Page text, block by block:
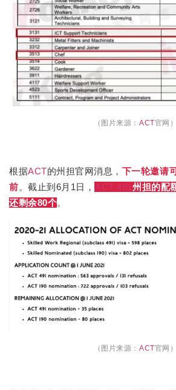
（图片来源： ACT官网）
根据ACT的州担官网消息， 下一轮邀请
前。截止到6月1日， ACT 491州担的配
还剩余80个。
（图片来源： ACT官网）